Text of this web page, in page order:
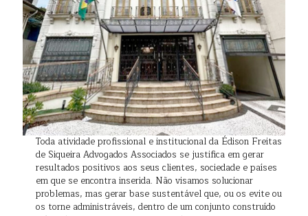
Toda atividade profissional e institucional da Édison Freitas
de Siqueira Advogados Associados se justifica em gerar
resultados positivos aos seus clientes, sociedade e países
em que se encontra inserida. Não visamos solucionar
problemas, mas gerar base sustentável que, ou os evite ou
os torne administráveis, dentro de um conjunto construído